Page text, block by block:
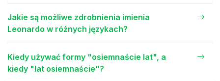
Jakie są możliwe zdrobnienia imienia
Leonardo w różnych językach?
Kiedy używać formy "osiemnaście lat", a
kiedy "lat osiemnaście"?